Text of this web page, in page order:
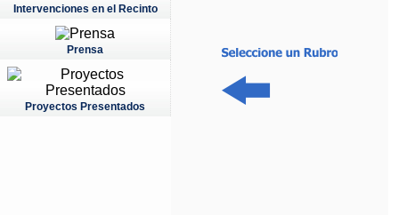
Intervenciones en el Recinto
Prensa
Proyectos Presentados